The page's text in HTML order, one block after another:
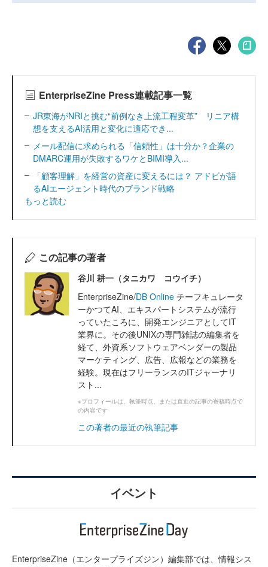
EnterpriseZine Press連載記事一覧
JR東海がNRIと挑む“前例なき上流工程変革” リニア構
想を支えるAI活用と変化に適応でき...
メール配信に求められる「信頼性」は十分か？企業の
DMARC運用が失敗するワケとBIMI導入...
「顧客理解」を経営の資産に変えるには？ アドビが語
るAIエージェント時代のブランド戦略
もっと読む
この記事の著者
谷川 耕一（タニカワ コウイチ）
EnterpriseZine/DB Online チーフキュレータ
ーかつてAI、エキスパートシステムが流行
っていたころに、開発エンジニアとしてIT
業界に。その後UNIXの専門雑誌の編集者を
経て、外資系ソフトウェアベンダーの製品
マーケティング、広告、広報などの業務を
経験。現在はフリーランスのITジャーナリ
スト...
※プロフィールは、執筆時点、または直近の記事の寄稿時点で
の内容です
この著者の最近の執筆記事
イベント
EnterpriseZine（エンタープライズジン）編集部では、情報シス